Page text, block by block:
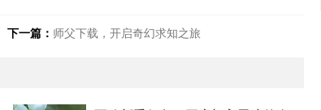
下一篇： 师父下载，开启奇幻求知之旅